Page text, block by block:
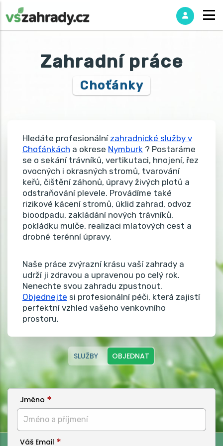
Zahradní práce
Choťánky
Hledáte profesionální zahradnické služby v
Choťánkách a okrese Nymburk ? Postaráme
se o sekání trávníků, vertikutaci, hnojení, řez
ovocných i okrasných stromů, tvarování
keřů, čištění záhonů, úpravy živých plotů a
odstraňování plevele. Provádíme také
rizikové kácení stromů, úklid zahrad, odvoz
bioodpadu, zakládání nových trávníků,
pokládku mulče, realizaci mlatových cest a
drobné terénní úpravy.
Naše práce zvýrazní krásu vaší zahrady a
udrží ji zdravou a upravenou po celý rok.
Nenechte svou zahradu zpustnout.
Objednejte si profesionální péči, která zajistí
perfektní vzhled vašeho venkovního
prostoru.
SLUŽBY OBJEDNAT
Jméno
Váš Email